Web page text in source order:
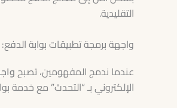
التقليدية.
واجهة برمجة تطبيقات بوابة
عندما ندمج المفهومين، تصبح
الإلكتروني بـ “التحدث” مع خدمة